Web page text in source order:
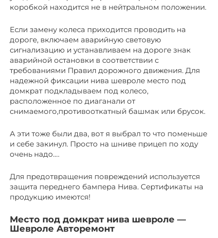
коробкой находится не в нейтральном положении.
Если замену колеса приходится проводить на
дороге, включаем аварийную световую
сигнализацию и устанавливаем на дороге знак
аварийной остановки в соответствии с
требованиями Правил дорожного движения. Для
надежной фиксации нива шевроле место под
домкрат подкладываем под колесо,
расположенное по диаганали от
снимаемого,противооткатный башмак или брусок.
А эти тоже были два, вот я выбрал то что поменьше
и себе закинул. Просто на шниве прицеп по ходу
очень надо….
Для предотвращения повреждений используется
защита переднего бампера Нива. Сертификаты на
продукцию имеются!
Место под домкрат нива шевроле —
Шевроле Авторемонт